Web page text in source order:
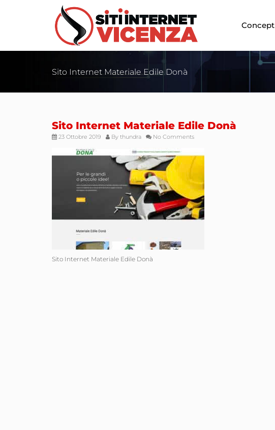
Concept
Sito Internet Materiale Edile Donà
Sito Internet Materiale Edile Donà
23 Ottobre 2019 By thundra No Comments
Sito Internet Materiale Edile Donà